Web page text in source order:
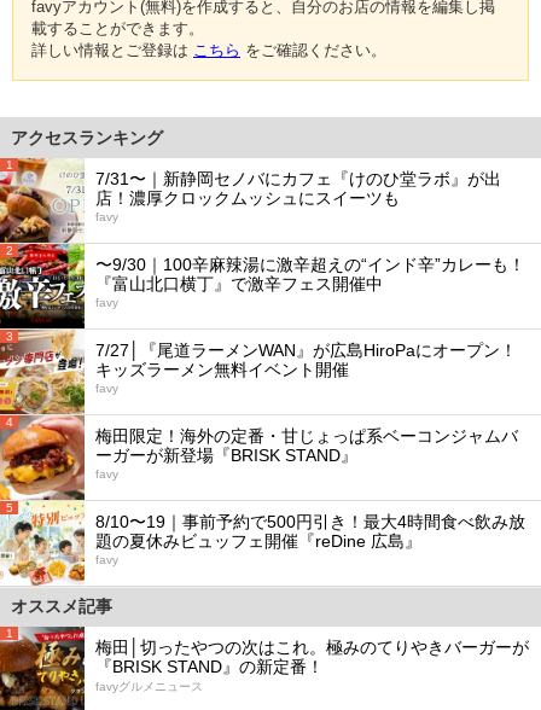
favyアカウント(無料)を作成すると、自分のお店の情報を編集し掲
載することができます。
詳しい情報とご登録は こちら をご確認ください。
アクセスランキング
1
7/31〜｜新静岡セノバにカフェ『けのひ堂ラボ』が出
店！濃厚クロックムッシュにスイーツも
favy
2
〜9/30｜100辛麻辣湯に激辛超えの“インド辛”カレーも！
『富山北口横丁』で激辛フェス開催中
favy
3
7/27│『尾道ラーメンWAN』が広島HiroPaにオープン！
キッズラーメン無料イベント開催
favy
4
梅田限定！海外の定番・甘じょっぱ系ベーコンジャムバ
ーガーが新登場『BRISK STAND』
favy
5
8/10〜19｜事前予約で500円引き！最大4時間食べ飲み放
題の夏休みビュッフェ開催『reDine 広島』
favy
オススメ記事
1
梅田│切ったやつの次はこれ。極みのてりやきバーガーが
『BRISK STAND』の新定番！
favyグルメニュース